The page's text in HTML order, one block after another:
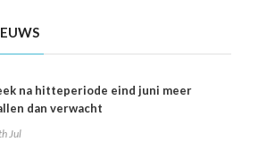
na hitteperiode eind juni meer
dan verwacht
Jul